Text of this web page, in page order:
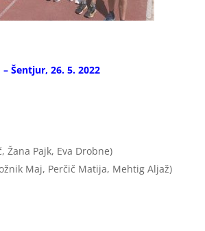
Šentjur, 26. 5. 2022
Žana Pajk, Eva Drobne)
Maj, Perčič Matija, Mehtig Aljaž)